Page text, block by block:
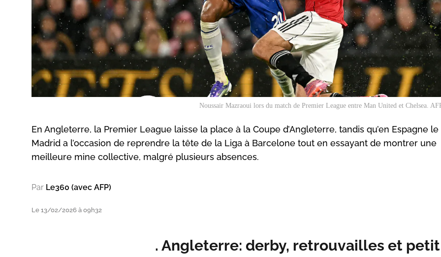
Noussair Mazraoui lors du match de Premier League entre Man United et Chelsea.
En Angleterre, la Premier League laisse la place à la Coupe d’Angleterre, tandis qu’en Espagne le
Madrid a l’occasion de reprendre la tête de la Liga à Barcelone tout en essayant de montrer une
meilleure mine collective, malgré plusieurs absences.
Par Le360 (avec AFP)
Le 13/02/2026 à 09h32
. Angleterre: derby, retrouvailles et petit